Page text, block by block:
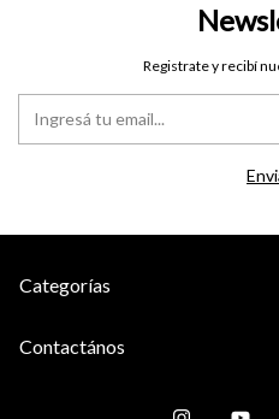
Registrate y recibí
Categorías
Contactános